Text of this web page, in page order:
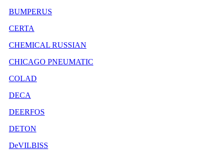
BUMPERUS
CERTA
CHEMICAL RUSSIAN
CHICAGO PNEUMATIC
COLAD
DECA
DEERFOS
DETON
DeVILBISS